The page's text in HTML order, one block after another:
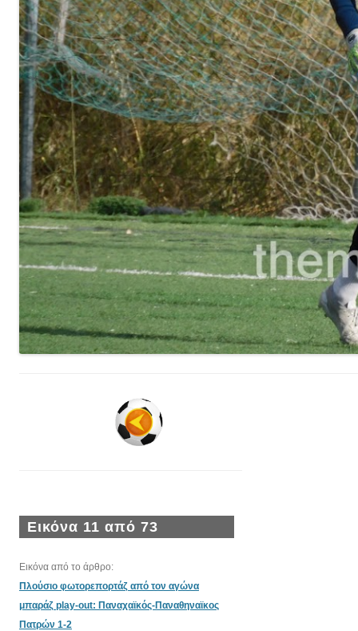
Εικόνα 11 από 73
Εικόνα από το άρθρο:
Πλούσιο φωτορεπορτάζ από τον αγώνα
μπαράζ play-out: Παναχαϊκός-Παναθηναϊκος
Πατρών 1-2